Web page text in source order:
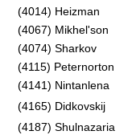
(4014) Heizman
(4067) Mikhel'son
(4074) Sharkov
(4115) Peternorton
(4141) Nintanlena
(4165) Didkovskij
(4187) Shulnazaria